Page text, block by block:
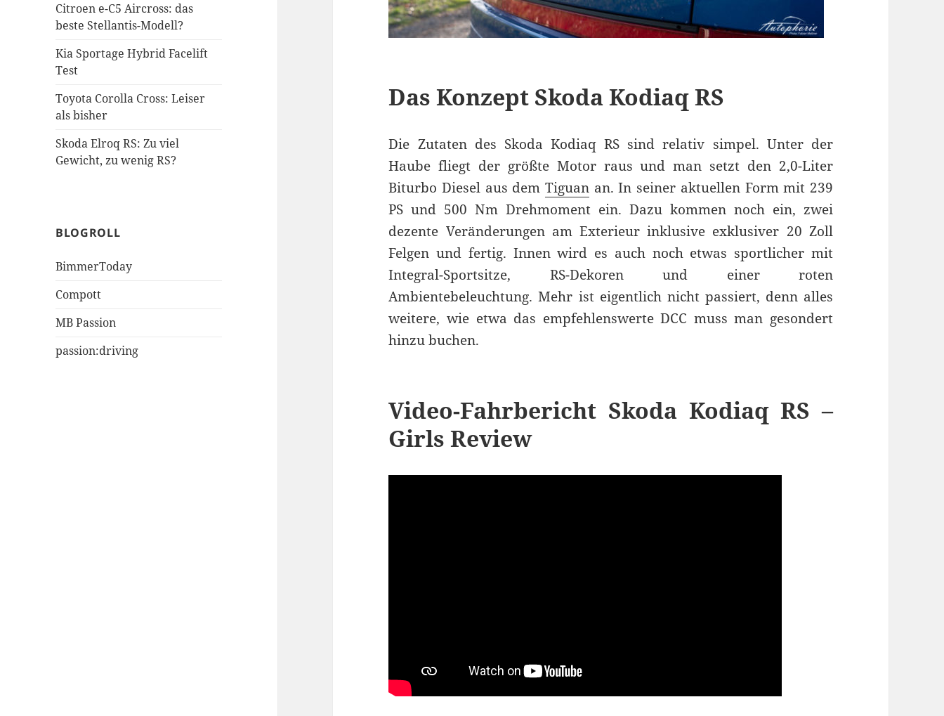
Citroen e-C5 Aircross: das
beste Stellantis-Modell?
Kia Sportage Hybrid Facelift
Test
Toyota Corolla Cross: Leiser
als bisher
Skoda Elroq RS: Zu viel
Gewicht, zu wenig RS?
BLOGROLL
BimmerToday
Compott
MB Passion
passion:driving
Das Konzept Skoda Kodiaq RS
Die Zutaten des Skoda Kodiaq RS sind relativ simpel. Unter der
Haube fliegt der größte Motor raus und man setzt den 2,0-Liter
Biturbo Diesel aus demTiguan an. In seiner aktuellen Form mit 239
PS und 500 Nm Drehmoment ein. Dazu kommen noch ein, zwei
dezente Veränderungen am Exterieur inklusive exklusiver 20 Zoll
Felgen und fertig. Innen wird es auch noch etwas sportlicher mit
Integral-Sportsitze, RS-Dekoren und einer roten
Ambientebeleuchtung. Mehr ist eigentlich nicht passiert, denn alles
weitere, wie etwa das empfehlenswerte DCC muss man gesondert
hinzu buchen.
Video-Fahrbericht Skoda Kodiaq RS –
Girls Review